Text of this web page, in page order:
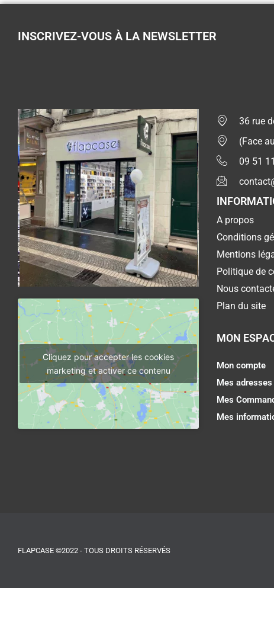
INSCRIVEZ-VOUS À LA NEWSLETTER
Cliquez pour accepter les cookies
marketing et activer ce contenu
36 rue
(Face
09 51
A propos
Conditions
Mentions
Politique de
Nous
Plan du site
MON
Mon compte
Mes adresses
Mes
Mes
FLAPCASE ©2022 - TOUS DROITS RÉSERVÉS